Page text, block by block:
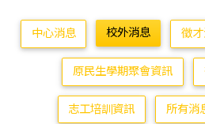
中心消息 校外消息 徵
原民生學期聚會資訊
志工培訓資訊 所有消